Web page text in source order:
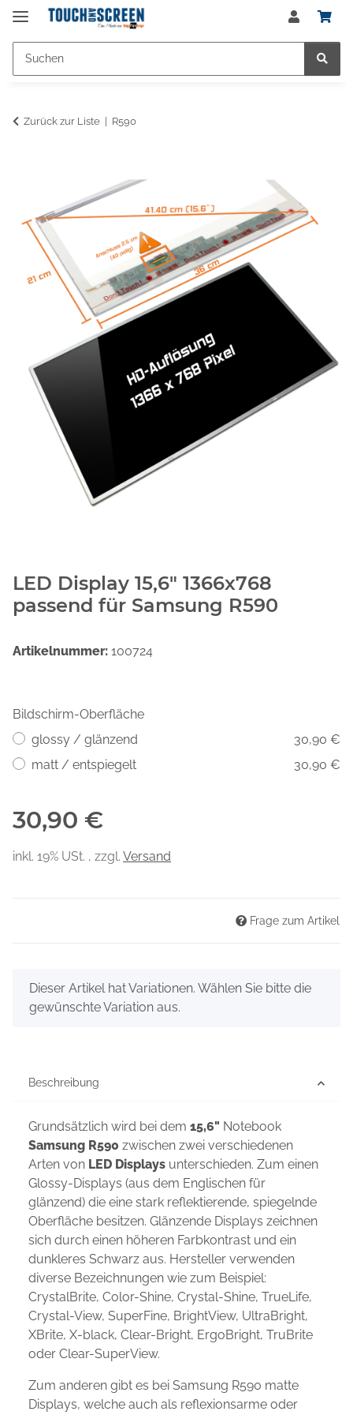
Zurück zur Liste R590
LED Display 15,6" 1366x768
passend für Samsung R590
Artikelnummer: 100724
Bildschirm-Oberfläche
glossy / glänzend
30,90 €
matt / entspiegelt
30,90 €
30,90 €
inkl. 19% USt. , zzgl. Versand
Frage zum Artikel
x
Dieser Artikel hat Variationen. Wählen Sie bitte die
gewünschte Variation aus.
Beschreibung
Grundsätzlich wird bei dem 15,6" Notebook
Samsung R590 zwischen zwei verschiedenen
Arten von LED Displays unterschieden. Zum einen
Glossy-Displays (aus dem Englischen für
glänzend) die eine stark reflektierende, spiegelnde
Oberfläche besitzen. Glänzende Displays zeichnen
sich durch einen höheren Farbkontrast und ein
dunkleres Schwarz aus. Hersteller verwenden
diverse Bezeichnungen wie zum Beispiel:
CrystalBrite, Color-Shine, Crystal-Shine, TrueLife,
Crystal-View, SuperFine, BrightView, UltraBright,
XBrite, X-black, Clear-Bright, ErgoBright, TruBrite
oder Clear-SuperView.
Zum anderen gibt es bei Samsung R590 matte
Displays, welche auch als reflexionsarme oder